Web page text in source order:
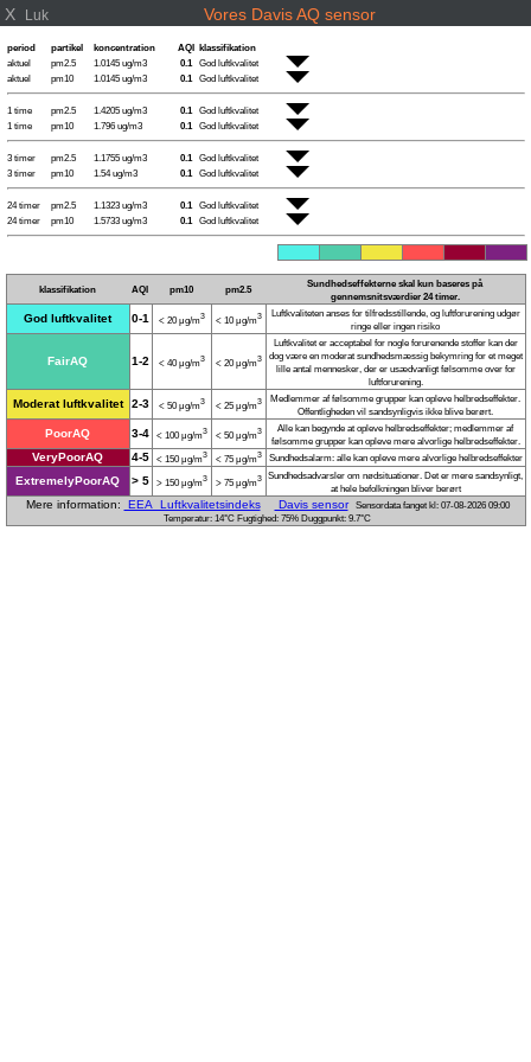
X Luk Vores Davis AQ sensor
period partikel koncentration AQI klassifikation
aktuel
pm2.5 1.0145 ug/m3 0.1
God luftkvalitet
aktuel
pm10 1.0145 ug/m3 0.1 God luftkvalitet
1 time pm2.5 1.4205 ug/m3 0.1
God luftkvalitet
1 time
pm10 1.796 ug/m3 0.1 God luftkvalitet
3 timer pm2.5 1.1755 ug/m3 0.1
God luftkvalitet
3 timer
pm10 1.54 ug/m3 0.1 God luftkvalitet
24 timer pm2.5 1.1323 ug/m3 0.1
God luftkvalitet
24 timer
pm10 1.5733 ug/m3 0.1 God luftkvalitet
klassifikation AQI pm10 pm2.5
Sundhedseffekterne skal kun baseres på
gennemsnitsværdier 24 timer.
God luftkvalitet 0-1 < 20 μg/m3 < 10 μg/m3
Luftkvaliteten anses for tilfredsstillende, og luftforurening udgør
ringe eller ingen risiko
FairAQ 1-2 < 40 μg/m3 < 20 μg/m3
Luftkvalitet er acceptabel for nogle forurenende stoffer kan der
dog være en moderat sundhedsmæssig bekymring for et meget
lille antal mennesker, der er usædvanligt følsomme over for
luftforurening.
Moderat luftkvalitet 2-3 < 50 μg/m3 < 25 μg/m3
Medlemmer af følsomme grupper kan opleve helbredseffekter.
Offentligheden vil sandsynligvis ikke blive berørt.
PoorAQ 3-4 < 100 μg/m3 < 50 μg/m3
Alle kan begynde at opleve helbredseffekter; medlemmer af
følsomme grupper kan opleve mere alvorlige helbredseffekter.
VeryPoorAQ 4-5 < 150 μg/m3 < 75 μg/m3 Sundhedsalarm: alle kan opleve mere alvorlige helbredseffekter
ExtremelyPoorAQ > 5 > 150 μg/m3 > 75 μg/m3
Sundhedsadvarsler om nødsituationer. Det er mere sandsynligt,
at hele befolkningen bliver berørt
Mere information: EEA Luftkvalitetsindeks Davis sensor
Sensordata fanget kl: 07-08-2026 09:00
Temperatur: 14°C Fugtighed: 75% Duggpunkt: 9.7°C